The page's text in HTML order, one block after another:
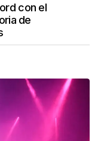
con el
de